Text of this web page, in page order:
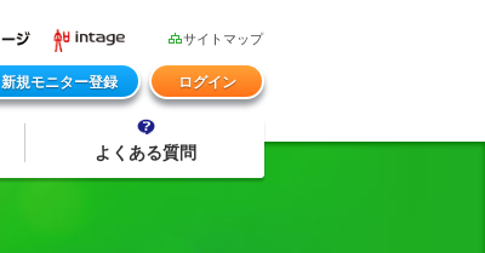
サイトマップ
ログイン
新規モニター登録
よくある質問